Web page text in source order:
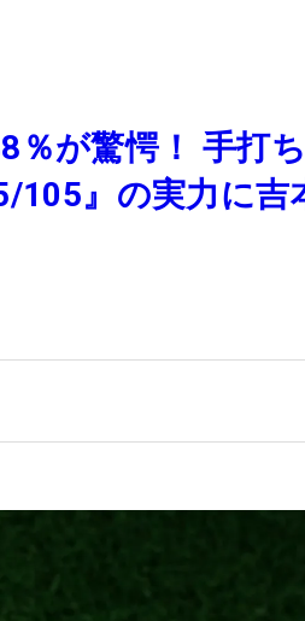
％が驚愕！ 手打
105』の実力に吉